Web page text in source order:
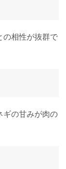
の相性が抜群で
ギの甘みが肉の